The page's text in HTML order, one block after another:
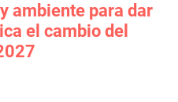
ambiente para dar
el cambio del